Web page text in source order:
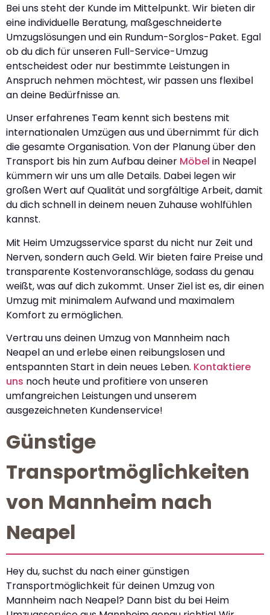
Bei uns steht der Kunde im Mittelpunkt. Wir bieten dir
eine individuelle Beratung, maßgeschneiderte
Umzugslösungen und ein Rundum-Sorglos-Paket. Egal
ob du dich für unseren Full-Service-Umzug
entscheidest oder nur bestimmte Leistungen in
Anspruch nehmen möchtest, wir passen uns flexibel
an deine Bedürfnisse an.
Unser erfahrenes Team kennt sich bestens mit
internationalen Umzügen aus und übernimmt für dich
die gesamte Organisation. Von der Planung über den
Transport bis hin zum Aufbau deiner Möbel in Neapel
kümmern wir uns um alle Details. Dabei legen wir
großen Wert auf Qualität und sorgfältige Arbeit, damit
du dich schnell in deinem neuen Zuhause wohlfühlen
kannst.
Mit Heim Umzugsservice sparst du nicht nur Zeit und
Nerven, sondern auch Geld. Wir bieten faire Preise und
transparente Kostenvoranschläge, sodass du genau
weißt, was auf dich zukommt. Unser Ziel ist es, dir einen
Umzug mit minimalem Aufwand und maximalem
Komfort zu ermöglichen.
Vertrau uns deinen Umzug von Mannheim nach
Neapel an und erlebe einen reibungslosen und
entspannten Start in dein neues Leben. Kontaktiere
uns noch heute und profitiere von unseren
umfangreichen Leistungen und unserem
ausgezeichneten Kundenservice!
Günstige
Transportmöglichkeiten
von Mannheim nach
Neapel
Hey du, suchst du nach einer günstigen
Transportmöglichkeit für deinen Umzug von
Mannheim nach Neapel? Dann bist du bei Heim